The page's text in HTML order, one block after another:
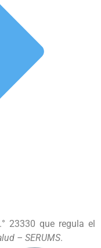
23330 que regula el
– SERUMS.